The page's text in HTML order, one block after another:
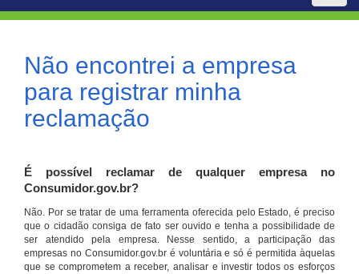
Não encontrei a empresa
para registrar minha
reclamação
É possível reclamar de qualquer empresa no
Consumidor.gov.br?
Não. Por se tratar de uma ferramenta oferecida pelo Estado, é preciso
que o cidadão consiga de fato ser ouvido e tenha a possibilidade de
ser atendido pela empresa. Nesse sentido, a participação das
empresas no Consumidor.gov.br é voluntária e só é permitida àquelas
que se comprometem a receber, analisar e investir todos os esforços